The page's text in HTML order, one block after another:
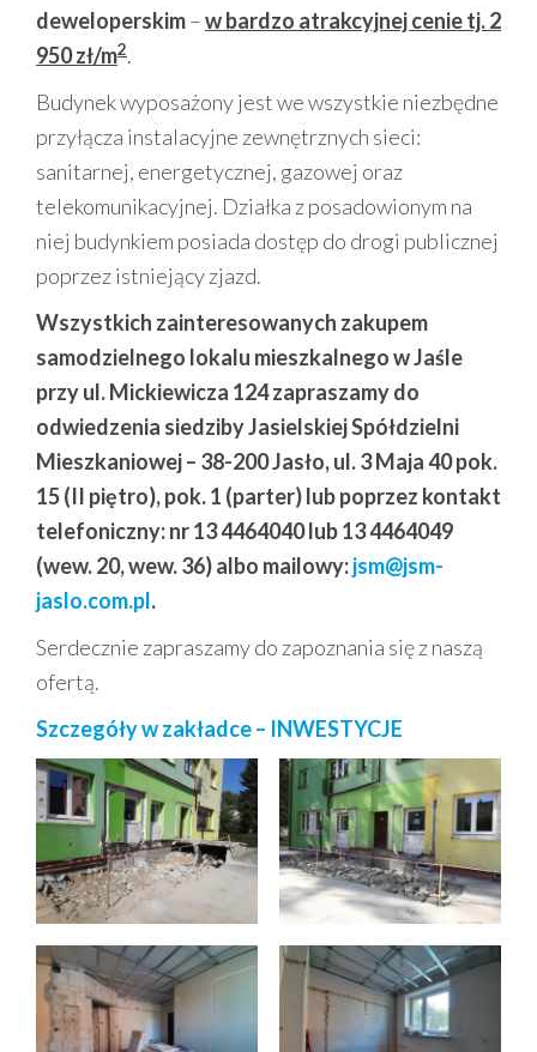
deweloperskim–w bardzo atrakcyjnej cenie tj. 2
950 zł/m2.
Budynek wyposażony jest we wszystkie niezbędne
przyłącza instalacyjne zewnętrznych sieci:
sanitarnej, energetycznej, gazowej oraz
telekomunikacyjnej. Działka z posadowionym na
niej budynkiem posiada dostęp do drogi publicznej
poprzez istniejący zjazd.
Wszystkich zainteresowanych zakupem
samodzielnego lokalu mieszkalnego w Jaśle
przy ul. Mickiewicza 124 zapraszamy do
odwiedzenia siedziby Jasielskiej Spółdzielni
Mieszkaniowej – 38-200 Jasło, ul. 3 Maja 40 pok.
15 (II piętro), pok. 1 (parter) lub poprzez kontakt
telefoniczny: nr 13 4464040 lub 13 4464049
(wew. 20, wew. 36) albo mailowy:jsm@jsm-
jaslo.com.pl.
Serdecznie zapraszamy do zapoznania się z naszą
ofertą.
Szczegóły w zakładce – INWESTYCJE